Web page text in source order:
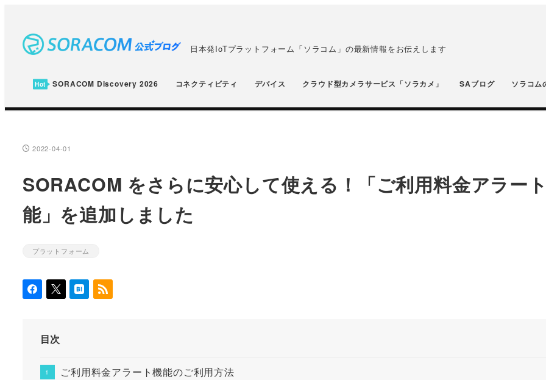
ン
日本発IoTプラットフォーム「ソラコム」の最新情報をお伝えします
SORACOM Discovery 2026 コネクティビティ デバイス クラウド型カメラサービス「ソラカメ」 SAブログ ソラコム
投稿日
2022-04-01
SORACOM をさらに安心して使える！「ご利用料金アラー
能」を追加しました
カテゴリー
プラットフォーム
目次
ご利用料金アラート機能のご利用方法